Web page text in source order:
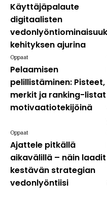
Käyttäjäpalaute
digitaalisten
kehityksen ajurina
Pelaamisen
pelillistäminen: Pisteet,
merkit ja ranking-listat
motivaatiotekijöinä
Oppaat
Ajattele pitkällä
aikavälillä – näin laadit
kestävän strategian
vedonlyöntiisi
Oppaat